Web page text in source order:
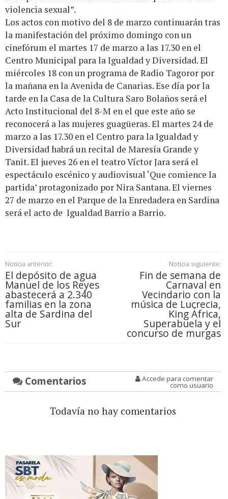
violencia sexual”.
Los actos con motivo del 8 de marzo continuarán tras
la manifestación del próximo domingo con un
cinefórum el martes 17 de marzo a las 17.30 en el
Centro Municipal para la Igualdad y Diversidad. El
miércoles 18 con un programa de Radio Tagoror por
la mañana en la Avenida de Canarias. Ese día por la
tarde en la Casa de la Cultura Saro Bolaños será el
Acto Institucional del 8-M en el que este año se
reconocerá a las mujeres guagüeras. El martes 24 de
marzo a las 17.30 en el Centro para la Igualdad y
Diversidad habrá un recital de Maresía Grande y
Tanit. El jueves 26 en el teatro Víctor Jara será el
espectáculo escénico y audiovisual ‘Que comience la
partida’ protagonizado por Nira Santana. El viernes
27 de marzo en el Parque de la Enredadera en Sardina
será el acto de Igualdad Barrio a Barrio.
Noticia anterior:
El depósito de agua
Manuel de los Reyes
abastecerá a 2.340
familias en la zona
alta de Sardina del
Sur
Noticia siguiente:
Fin de semana de
Carnaval en
Vecindario con la
música de Lucrecia,
King África,
Superabuela y el
concurso de murgas
Comentarios Accede para comentar
como usuario
Todavía no hay comentarios